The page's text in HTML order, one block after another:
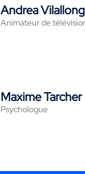
Andrea
Animateur de
Maxime Tarcher
Psychologue